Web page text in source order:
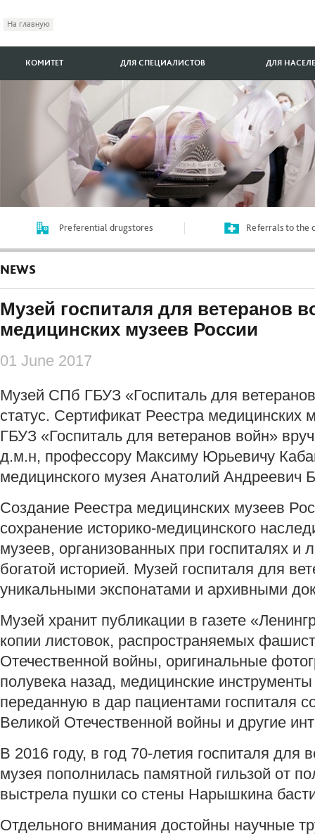
На главную
КОМИТЕТ ДЛЯ СПЕЦИАЛИСТОВ ДЛЯ
Preferential drugstores Referrals to the
NEWS
Музей госпиталя для ветеранов
медицинских музеев России
01 June 2017
Музей СПб ГБУЗ «Госпиталь для
статус. Сертификат Реестра
ГБУЗ «Госпиталь для ветеранов войн»
д.м.н, профессору Максиму Юрьевичу
медицинского музея Анатолий Андреевич
Создание Реестра медицинских музеев
сохранение историко-медицинского
музеев, организованных при госпиталях и
богатой историей. Музей госпиталя для
уникальными экспонатами и архивными
Музей хранит публикации в газете
копии листовок, распространяемых
Отечественной войны, оригинальные
полувека назад, медицинские
переданную в дар пациентами госпиталя
Великой Отечественной войны и другие
В 2016 году, в год 70-летия госпиталя для
музея пополнилась памятной гильзой от
выстрела пушки со стены Нарышкина
Отдельного внимания достойны научные